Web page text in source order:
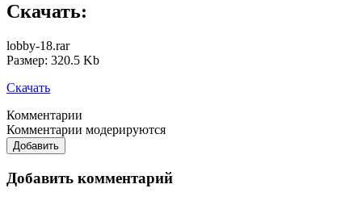
Скачать:
lobby-18.rar
Размер: 320.5 Kb
Скачать
Комментарии
Комментарии модерируются
Добавить
Добавить комментарий